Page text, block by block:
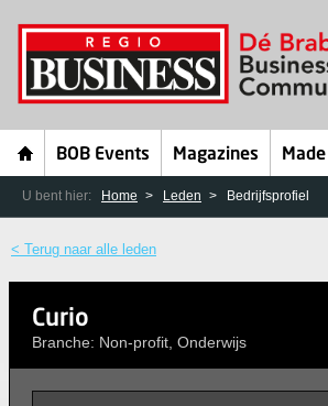
BOB Events Magazines
U bent hier: Home Leden Bedrijfsprofiel
< Terug naar alle leden
Curio
Branche: Non-profit, Onderwijs